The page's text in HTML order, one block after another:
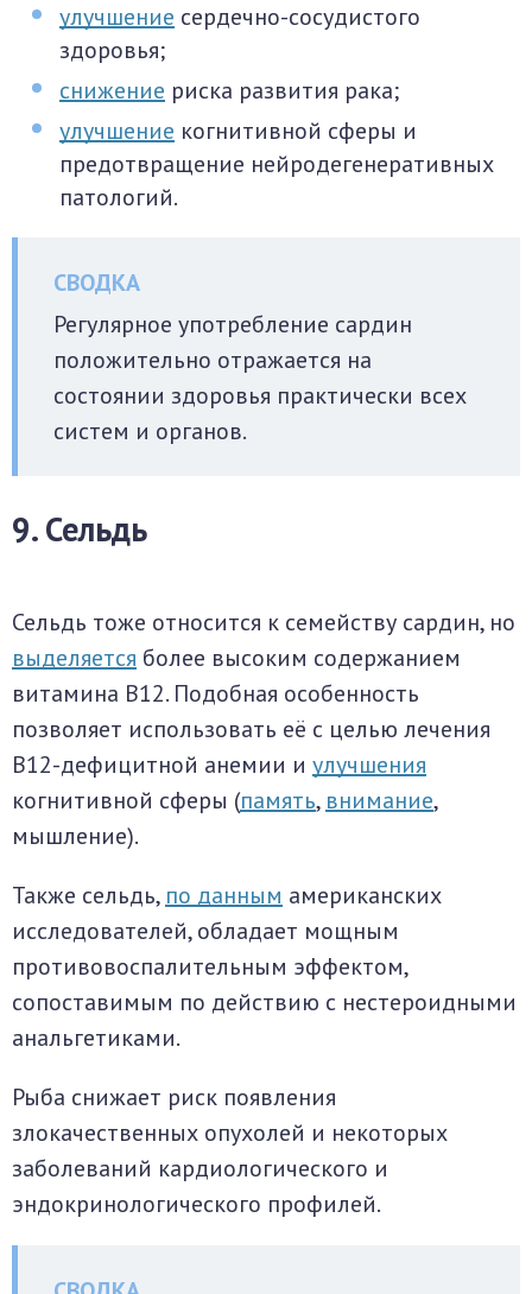
улучшение сердечно-сосудистого
здоровья;
снижение риска развития рака;
улучшение когнитивной сферы и
предотвращение нейродегенеративных
патологий.
Регулярное употребление сардин
положительно отражается на
состоянии здоровья практически всех
систем и органов.
9. Сельдь
Сельдь тоже относится к семейству сардин, но
выделяется более высоким содержанием
витамина B12. Подобная особенность
позволяет использовать её с целью лечения
B12-дефицитной анемии и улучшения
когнитивной сферы (память, внимание,
мышление).
Также сельдь, по данным американских
исследователей, обладает мощным
противовоспалительным эффектом,
сопоставимым по действию с нестероидными
анальгетиками.
Рыба снижает риск появления
злокачественных опухолей и некоторых
заболеваний кардиологического и
эндокринологического профилей.